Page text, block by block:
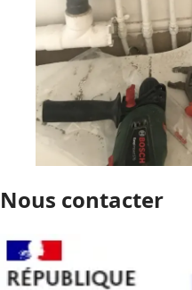
Nous contacter